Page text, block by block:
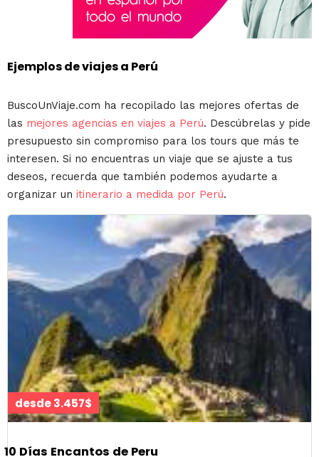
Ejemplos de viajes a Perú
BuscoUnViaje.com ha recopilado las mejores ofertas de
las mejores agencias en viajes a Perú. Descúbrelas y pide
presupuesto sin compromiso para los tours que más te
interesen. Si no encuentras un viaje que se ajuste a tus
deseos, recuerda que también podemos ayudarte a
organizar un itinerario a medida por Perú.
desde 3.457$
10 Días Encantos de Peru